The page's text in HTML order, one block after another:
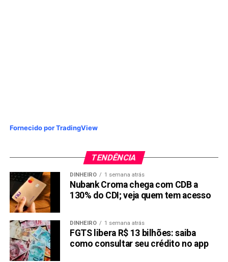
Fornecido por TradingView
TENDÊNCIA
DINHEIRO 1 semana atrás
Nubank Croma chega com CDB a
130% do CDI; veja quem tem acesso
DINHEIRO 1 semana atrás
FGTS libera R$ 13 bilhões: saiba
como consultar seu crédito no app